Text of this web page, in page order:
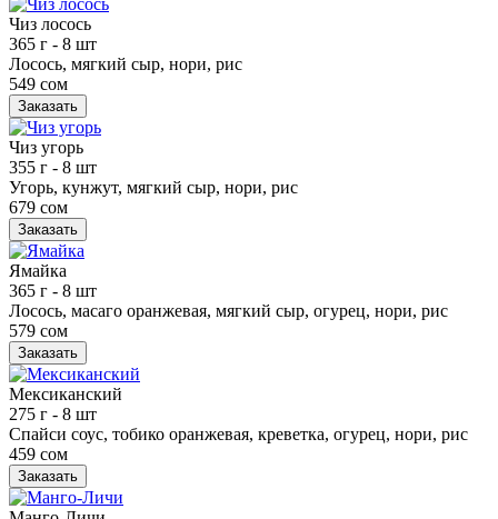
Чиз лосось
365 г - 8 шт
Лосось, мягкий сыр, нори, рис
549 сом
Заказать
Чиз угорь
355 г - 8 шт
Угорь, кунжут, мягкий сыр, нори, рис
679 сом
Заказать
Ямайка
365 г - 8 шт
Лосось, масаго оранжевая, мягкий сыр, огурец, нори, рис
579 сом
Заказать
Мексиканский
275 г - 8 шт
Спайси соус, тобико оранжевая, креветка, огурец, нори, рис
459 сом
Заказать